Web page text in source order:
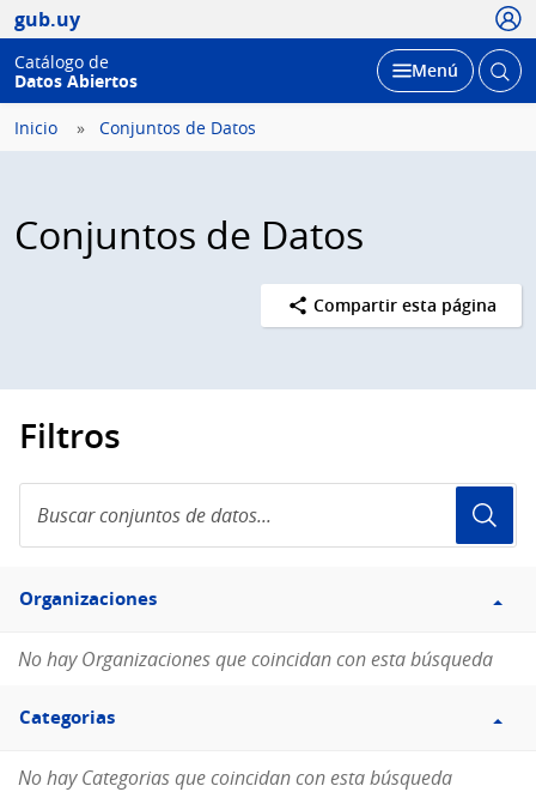
gub.uy
Catálogo de
Datos Abiertos
Desplegar
Menú Abrir
Inicio Conjuntos de Datos
Conjuntos de Datos
Compartir esta página
Filtros
conjuntos
de
Filtro
Organizaciones
Organizaciones
No hay Organizaciones que coincidan con esta búsqueda
Filtro
Categorias
Categorias
No hay Categorias que coincidan con esta búsqueda